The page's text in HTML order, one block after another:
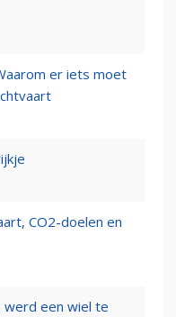
er iets moet
CO2-doelen en
werd een wiel te